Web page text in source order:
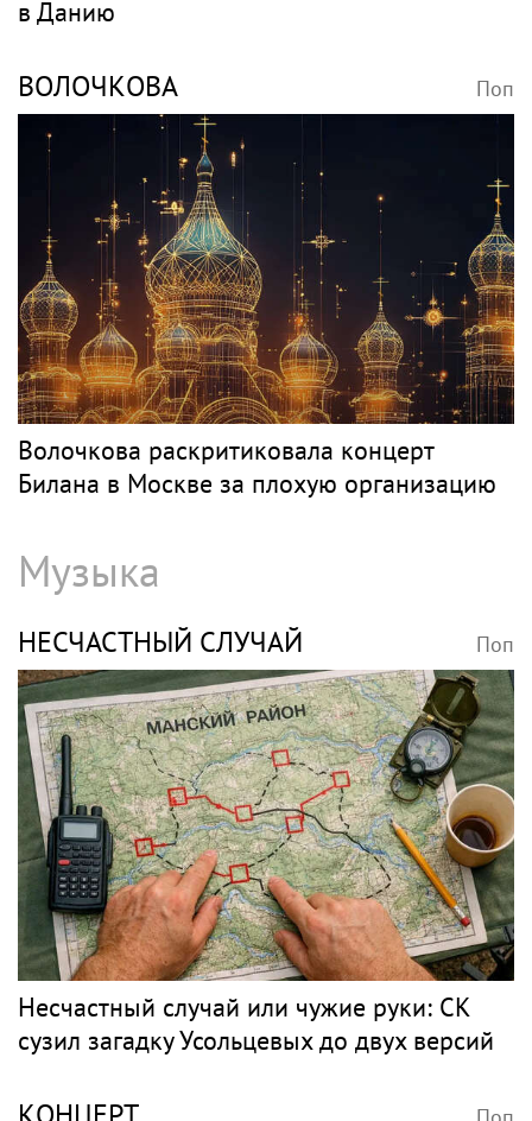
Певец Александр Розенбаум назвал
Любовь Орлову настоящей звездой
Классика
НЕТРЕБКО Поп
«Скучаю!»: Анна Нетребко трогательно
отреагировала на отъезд 17-летнего сына
в Данию
ВОЛОЧКОВА Поп